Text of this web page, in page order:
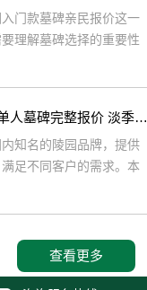
门款墓碑亲民报价这一
理解墓碑选择的重要性
响。墓碑不仅是对逝者
中华永久陵园多款单人墓碑完整报价 淡季下单直降数千元详解
知名的陵园品牌，提供
足不同客户的需求。本
陵园多款单人墓碑的完
查看更多